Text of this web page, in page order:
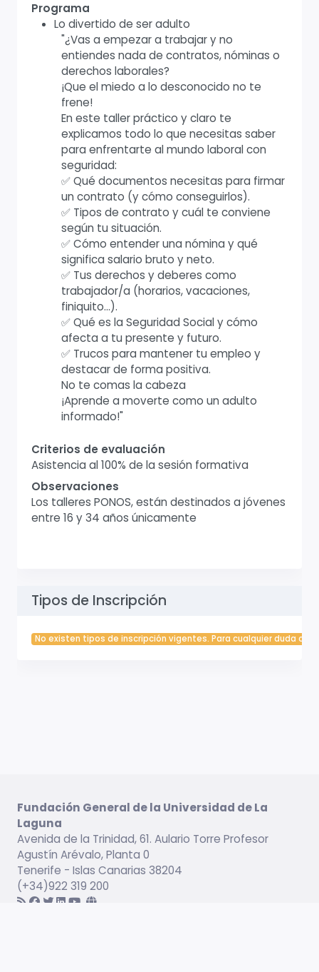
Programa
Lo divertido de ser adulto
"¿Vas a empezar a trabajar y no
entiendes nada de contratos, nóminas o
derechos laborales?
¡Que el miedo a lo desconocido no te
frene!
En este taller práctico y claro te
explicamos todo lo que necesitas saber
para enfrentarte al mundo laboral con
seguridad:
✅ Qué documentos necesitas para firmar
un contrato (y cómo conseguirlos).
✅ Tipos de contrato y cuál te conviene
según tu situación.
✅ Cómo entender una nómina y qué
significa salario bruto y neto.
✅ Tus derechos y deberes como
trabajador/a (horarios, vacaciones,
finiquito…).
✅ Qué es la Seguridad Social y cómo
afecta a tu presente y futuro.
✅ Trucos para mantener tu empleo y
destacar de forma positiva.
No te comas la cabeza
¡Aprende a moverte como un adulto
informado!"
Criterios de evaluación
Asistencia al 100% de la sesión formativa
Observaciones
Los talleres PONOS, están destinados a jóvenes
entre 16 y 34 años únicamente
Tipos de Inscripción
No existen tipos de inscripción vigentes. Para cualquier duda
Fundación General de la Universidad de La
Laguna
Avenida de la Trinidad, 61. Aulario Torre Profesor
Agustín Arévalo, Planta 0
Tenerife - Islas Canarias 38204
(+34)922 319 200